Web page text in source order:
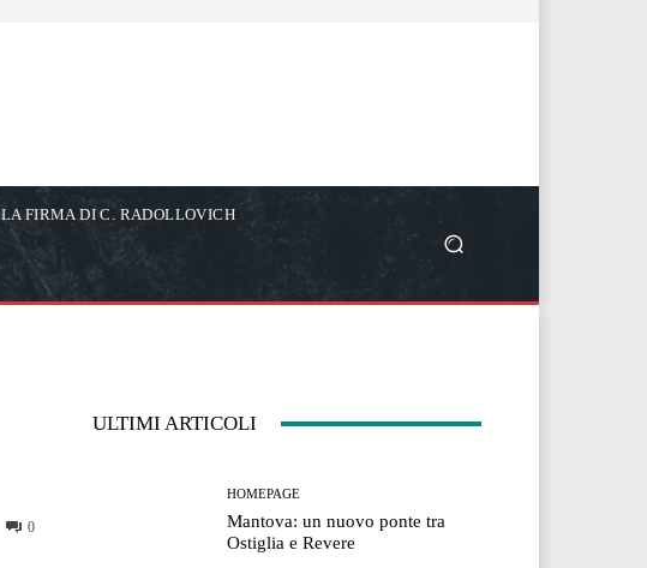
LA FIRMA DI C. RADOLLOVICH
0
ULTIMI ARTICOLI
HOMEPAGE
Mantova: un nuovo ponte tra
Ostiglia e Revere